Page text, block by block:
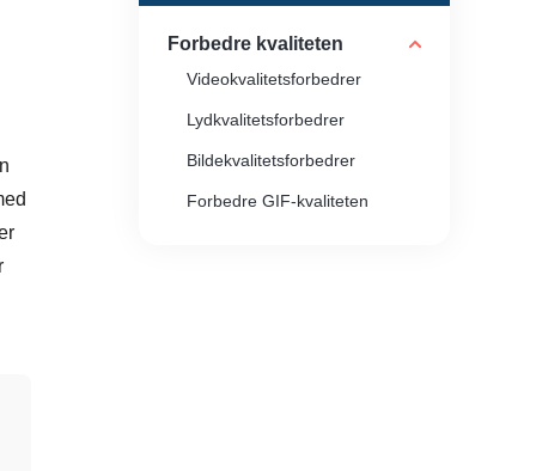
Forbedre kvaliteten
Videokvalitetsforbedrer
Lydkvalitetsforbedrer
Bildekvalitetsforbedrer
Forbedre GIF-kvaliteten